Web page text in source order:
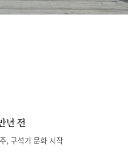
년 전
, 구석기 문화 시작